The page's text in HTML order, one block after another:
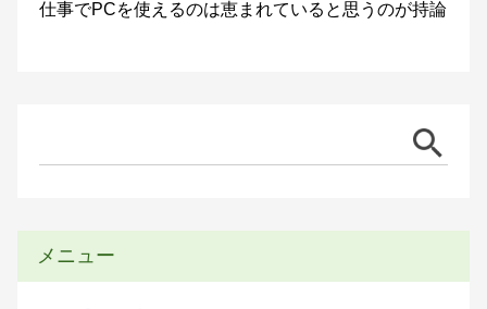
仕事でPCを使えるのは恵まれていると思うのが持論
メニュー